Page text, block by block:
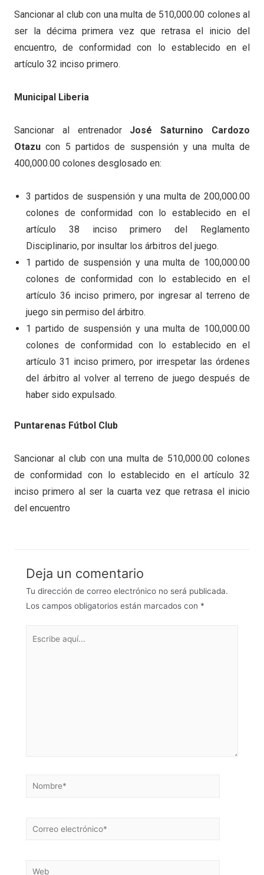
Sancionar al club con una multa de 510,000.00 colones al
ser la décima primera vez que retrasa el inicio del
encuentro, de conformidad con lo establecido en el
artículo 32 inciso primero.
Municipal Liberia
Sancionar al entrenador José Saturnino Cardozo
Otazu con 5 partidos de suspensión y una multa de
400,000.00 colones desglosado en:
3 partidos de suspensión y una multa de 200,000.00
colones de conformidad con lo establecido en el
artículo 38 inciso primero del Reglamento
Disciplinario, por insultar los árbitros del juego.
1 partido de suspensión y una multa de 100,000.00
colones de conformidad con lo establecido en el
artículo 36 inciso primero, por ingresar al terreno de
juego sin permiso del árbitro.
1 partido de suspensión y una multa de 100,000.00
colones de conformidad con lo establecido en el
artículo 31 inciso primero, por irrespetar las órdenes
del árbitro al volver al terreno de juego después de
haber sido expulsado.
Puntarenas Fútbol Club
Sancionar al club con una multa de 510,000.00 colones
de conformidad con lo establecido en el artículo 32
inciso primero al ser la cuarta vez que retrasa el inicio
del encuentro
Deja un comentario
Tu dirección de correo electrónico no será publicada.
Los campos obligatorios están marcados con *